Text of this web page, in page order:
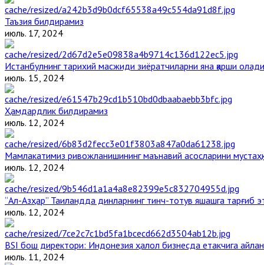
Таъзия билдирамиз
июль. 17, 2024
Истанбулнинг тарихий масжиди зиёратчиларни яна қарши олади
июль. 15, 2024
Ҳамдардлик билдирамиз
июль. 12, 2024
Мамлакатимиз ривожланишининг маънавий асосларини
июль. 12, 2024
“Ал-Азҳар” Таиландда динларнинг тинч-тотув яшашга тарғиб
июль. 12, 2024
BSI бош директори: Индонезия ҳалол бизнесда етакчига
июль. 11, 2024